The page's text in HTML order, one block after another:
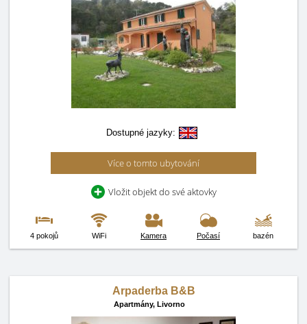
Dostupné jazyky:
Více o tomto ubytování
Vložit objekt do své aktovky
4 pokojů WiFi Kamera Počasí bazén
Arpaderba B&B
Apartmány, Livorno